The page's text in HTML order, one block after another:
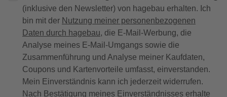
(inklusive den Newsletter) von hagebau erhalten. Ich
bin mit der Nutzung meiner personenbezogenen
Daten durch hagebau, die E-Mail-Werbung, die
Analyse meines E-Mail-Umgangs sowie die
Zusammenführung und Analyse meiner Kaufdaten,
Coupons und Kartenvorteile umfasst, einverstanden.
Mein Einverständnis kann ich jederzeit widerrufen.
Nach Bestätigung meines Einverständnisses erhalte